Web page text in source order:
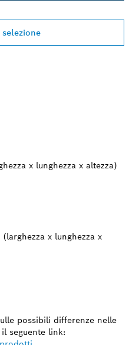
x lunghezza x altezza)
x lunghezza x
possibili differenze nelle
seguente link: